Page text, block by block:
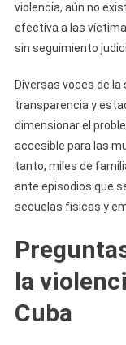
violencia, aún no
efectiva a las
sin seguimiento
Diversas voces de
transparencia y
dimensionar el
accesible para las
tanto, miles de
ante episodios que
secuelas físicas y
la
Cuba